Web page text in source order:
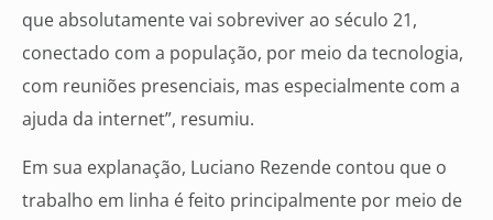
que absolutamente vai sobreviver ao século 21,
conectado com a população, por meio da tecnologia,
com reuniões presenciais, mas especialmente com a
ajuda da internet”, resumiu.
Em sua explanação, Luciano Rezende contou que o
trabalho em linha é feito principalmente por meio de